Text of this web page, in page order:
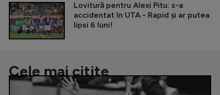
Lovitură pentru Alexi Pitu: s-a
accidentat în UTA - Rapid și ar putea
lipsi 6 luni!
Cele mai citite